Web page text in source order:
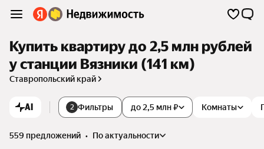
Купить квартиру до 2,5 млн рублей
у станции Вязники (141 км)
Ставропольский край
AI 2 Фильтры Комнаты
до 2,5 млн ₽
559 предложений •
по актуальности